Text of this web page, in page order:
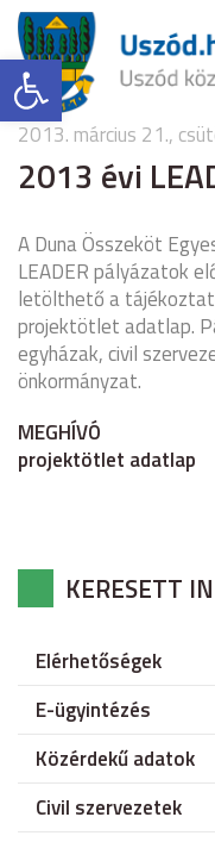
Eszköztár megnyitása
2013. március 21.,
2013 évi
A Duna Összeköt
LEADER pályázatok
letölthető a
projektötlet adatlap.
egyházak, civil
önkormányzat.
MEGHÍVÓ
projektötlet adatlap
KERESETT
Elérhetőségek
E-ügyintézés
Közérdekű adatok
Civil szervezetek